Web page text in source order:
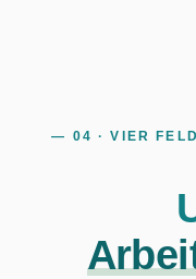
— 04 · VIER